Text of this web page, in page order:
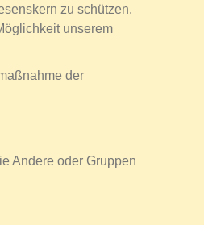
zu schützen.
unserem
der
Andere oder Gruppen